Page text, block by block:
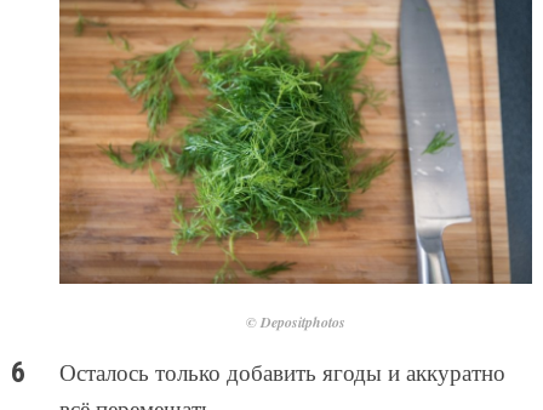
© Depositphotos
Осталось только добавить ягоды и аккуратно